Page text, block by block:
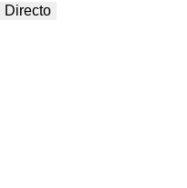
Directo